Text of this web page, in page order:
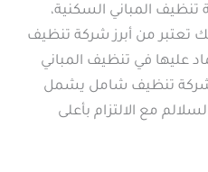
المباني السكنية،
لذلك تعتبر من أبرز شركة تنظيف
عليها في تنظيف المباني
تنظيف شامل يشمل
مع الالتزام بأعلى